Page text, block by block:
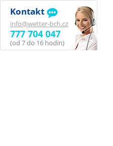
Kontakt
info@wetter-bch.cz
777 704 047
(od 7 do 16 hodin)